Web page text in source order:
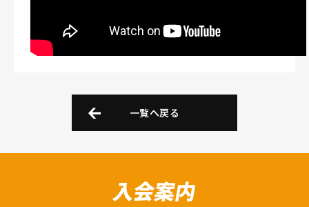
一覧へ戻る
入会案内